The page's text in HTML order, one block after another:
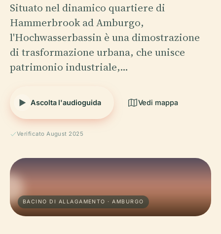
Situato nel dinamico quartiere di
Hammerbrook ad Amburgo,
l'Hochwasserbassin è una dimostrazione
di trasformazione urbana, che unisce
patrimonio industriale,…
Ascolta l'audioguida Vedi mappa
Verificato August 2025
BACINO DI ALLAGAMENTO · AMBURGO